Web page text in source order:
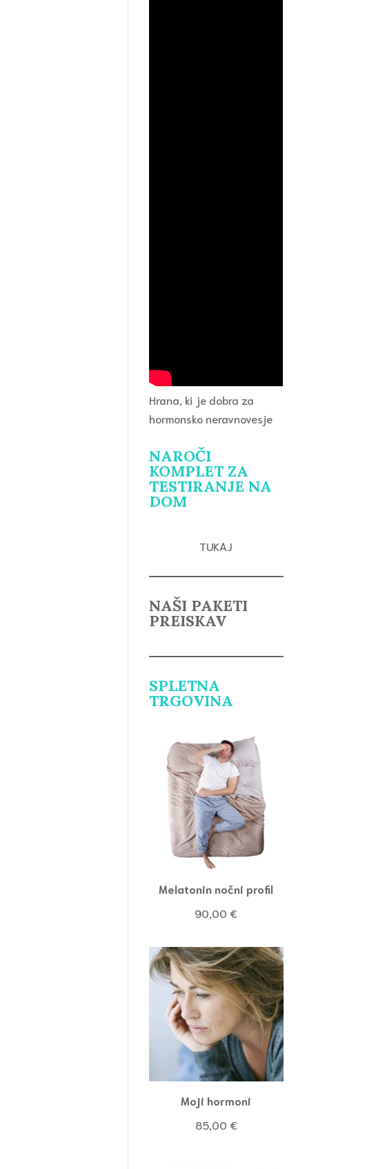
Hrana, ki je dobra za
hormonsko neravnovesje
NAROČI
KOMPLET ZA
TESTIRANJE NA
DOM
TUKAJ
NAŠI PAKETI
PREISKAV
SPLETNA
TRGOVINA
Melatonin nočni profil
90,00 €
Moji hormoni
85,00 €